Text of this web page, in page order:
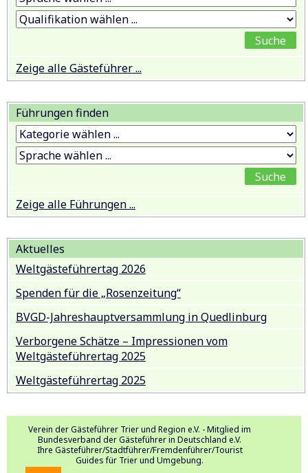
Zeige alle Gästeführer ...
Führungen finden
Zeige alle Führungen ...
Aktuelles
Weltgästeführertag 2026
Spenden für die „Rosenzeitung“
BVGD-Jahreshauptversammlung in Quedlinburg
Verborgene Schätze – Impressionen vom
Weltgästeführertag 2025
Weltgästeführertag 2025
Verein der Gästeführer Trier und Region e.V. - Mitglied im
Bundesverband der Gästeführer in Deutschland e.V.
Ihre Gästeführer/Stadtführer/Fremdenführer/Tourist
Guides für Trier und Umgebung.